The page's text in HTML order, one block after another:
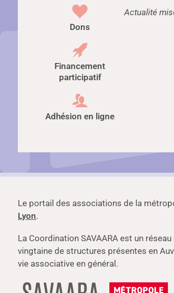
Dons
Financement
participatif
Adhésion en ligne
Actualité
Le portail des associations de la
Lyon.
La Coordination SAVAARA est un
vingtaine de structures présentes en
vie associative en général.